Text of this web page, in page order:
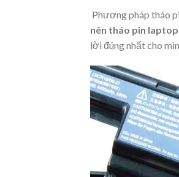
Phương pháp tháo
nên tháo pin
lời đúng nhất cho